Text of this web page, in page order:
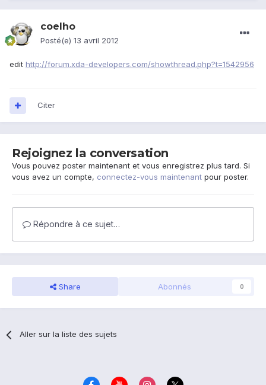
coelho
Posté(e) 13 avril 2012
edit http://forum.xda-developers.com/showthread.php?t=1542956
Citer
Rejoignez la conversation
Vous pouvez poster maintenant et vous enregistrez plus tard. Si
vous avez un compte, connectez-vous maintenant pour poster.
Répondre à ce sujet…
Share Abonnés 0
Aller sur la liste des sujets